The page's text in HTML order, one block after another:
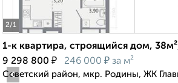
2/1
1-к квартира, строящийся дом,
9 298 800 ₽ 246 000 ₽ за м²
Советский район, мкр. Родины, ЖК
‹